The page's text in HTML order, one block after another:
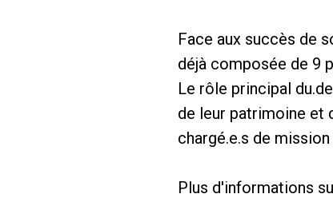
Face aux succès de
déjà composée de 9
Le rôle principal
de leur patrimoine et
chargé.e.s de
Plus d'informations